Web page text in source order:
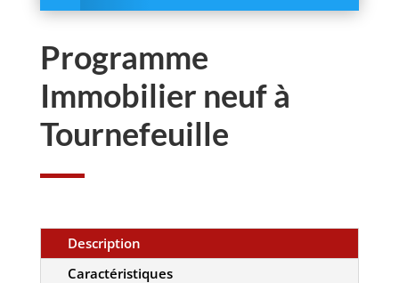
Programme
Immobilier neuf à
Tournefeuille
Description
Caractéristiques